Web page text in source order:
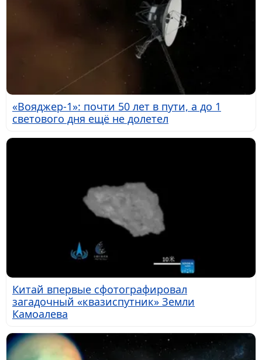
«Вояджер-1»: почти 50 лет в пути, а до 1
светового дня ещё не долетел
Китай впервые сфотографировал
загадочный «квазиспутник» Земли
Камоалева